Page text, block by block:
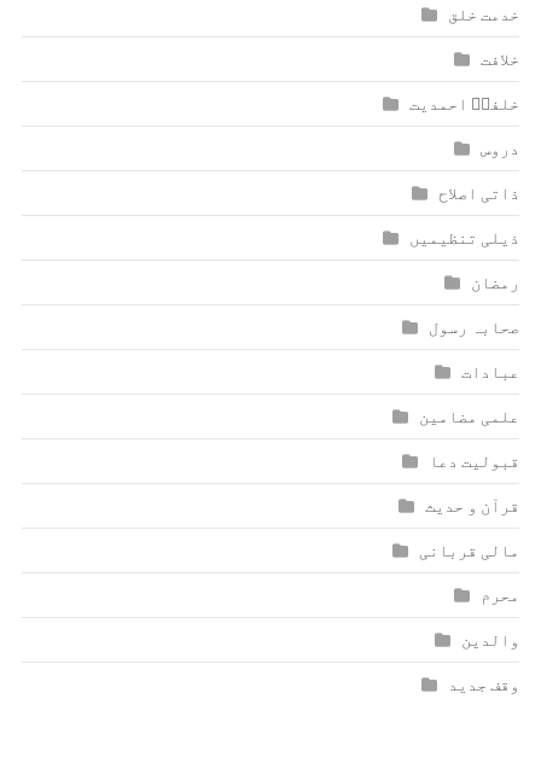
خدمت خلق
خلافت
خلفاؑ احمدیت
دروس
ذاتی اصلاح
ذیلی تنظیمیں
رمضان
صحابہ رسول
عبادات
علمی مضامین
قبولیت دعا
قرآن و حدیث
مالی قربانی
محرم
والدین
وقف جدید